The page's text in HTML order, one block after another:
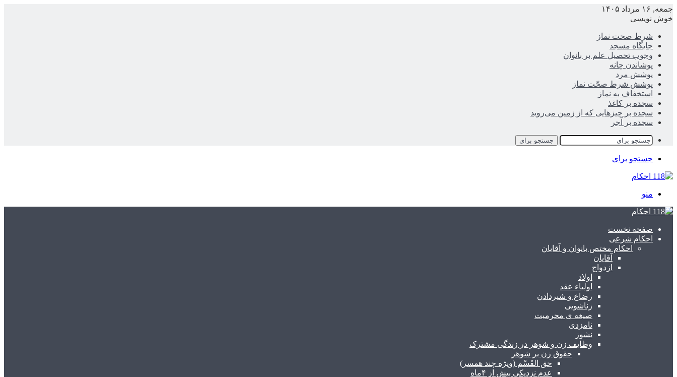
جمعه, ۱۶ مرداد ۱۴۰۵
خوش نویسی
شرط صحت نماز
جایگاه مسجد
وجوب تحصیل علم بر بانوان
پوشاندن چانه
پوشش مرد
پوشش شرط صحّت نماز
استخفاف به نماز
سجده بر کاغذ
سجده بر چیزهایی که از زمین می‌روید
سجده بر آجر
جستجو برای
جستجو برای
منو
صفحه نخست
احکام شرعی
احکام مختص بانوان و آقایان
آقایان
ازدواج
اولاد
اولیاء عقد
رضاع و شیردادن
زناشویی
صیغه ی محرمیت
نامزدی
نشوز
وظایف زن و شوهر در زندگی مشترک
حقوق زن بر شوهر
حق القَسْم (ویژه چند همسر)
عدم نزدیکی بیش از ۴ماه